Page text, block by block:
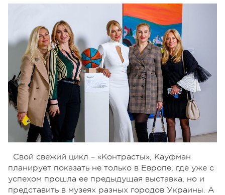
Свой свежий цикл – «Контрасты», Кауфман
планирует показать не только в Европе, где уже с
успехом прошла ее предыдущая выставка, но и
представить в музеях разных городов Украины. А